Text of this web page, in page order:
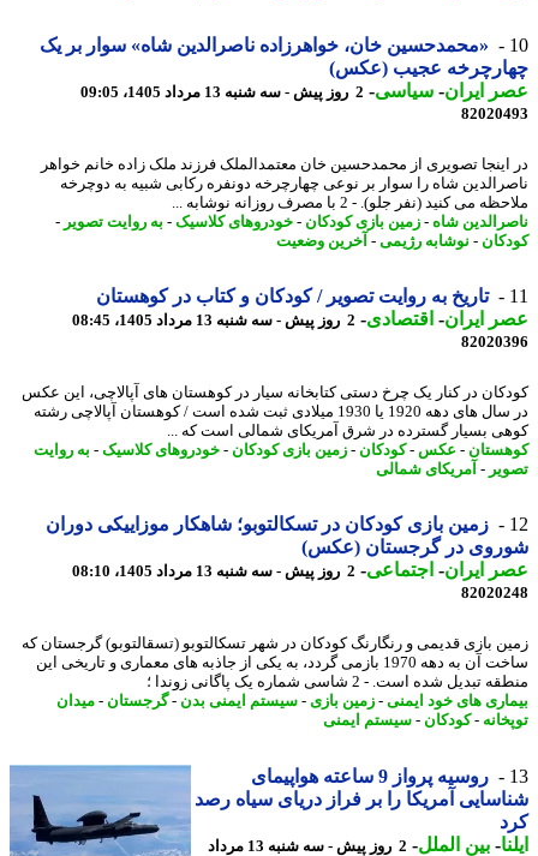
«محمدحسین خان، خواهرزاده ناصرالدین شاه» سوار بر یک
عجیب (عکس)
ایران- سیاسی-2 روز پیش - سه شنبه 13 مرداد 1405، 09:05
تصویری از محمدحسین خان معتمدالملک فرزند ملک زاده خانم خواهر
شاه را سوار بر نوعی چهارچرخه دونفره رکابی شبیه به دوچرخه
می کنید (نفر جلو). - 2 با مصرف روزانه نوشابه ...
شاه -زمین بازی کودکان-خودروهای کلاسیک-به روایت تصویر-
-نوشابه رژیمی -آخرین وضعیت
تاریخ به روایت تصویر / کودکان و کتاب در کوهستان
ایران- اقتصادی-2 روز پیش - سه شنبه 13 مرداد 1405، 08:45
در کنار یک چرخ دستی کتابخانه سیار در کوهستان های آپالاچی، این عکس
در سال های دهه 1920 یا 1930 میلادی ثبت شده است / کوهستان آپالاچی رشته
بسیار گسترده در شرق آمریکای شمالی است که ...
-عکس-کودکان-زمین بازی کودکان-خودروهای کلاسیک-به روایت
-آمریکای شمالی
زمین بازی کودکان در تسکالتوبو؛ شاهکار موزاییکی دوران
در گرجستان (عکس)
ایران- اجتماعی-2 روز پیش - سه شنبه 13 مرداد 1405، 08:10
بازی قدیمی و رنگارنگ کودکان در شهر تسکالتوبو (تسقالتوبو) گرجستان که
ساخت آن به دهه 1970 بازمی گردد، به یکی از جاذبه های معماری و تاریخی این
شده است. - 2 شاسی شماره یک پاگانی زوندا ؛
های خود ایمنی-زمین بازی - سیستم ایمنی بدن -گرجستان-میدان
-کودکان-سیستم ایمنی
روسیه پرواز 9 ساعته هواپیمای
آمریکا را بر فراز دریای سیاه رصد
-بین الملل-
2 روز پیش - سه شنبه 13 مرداد